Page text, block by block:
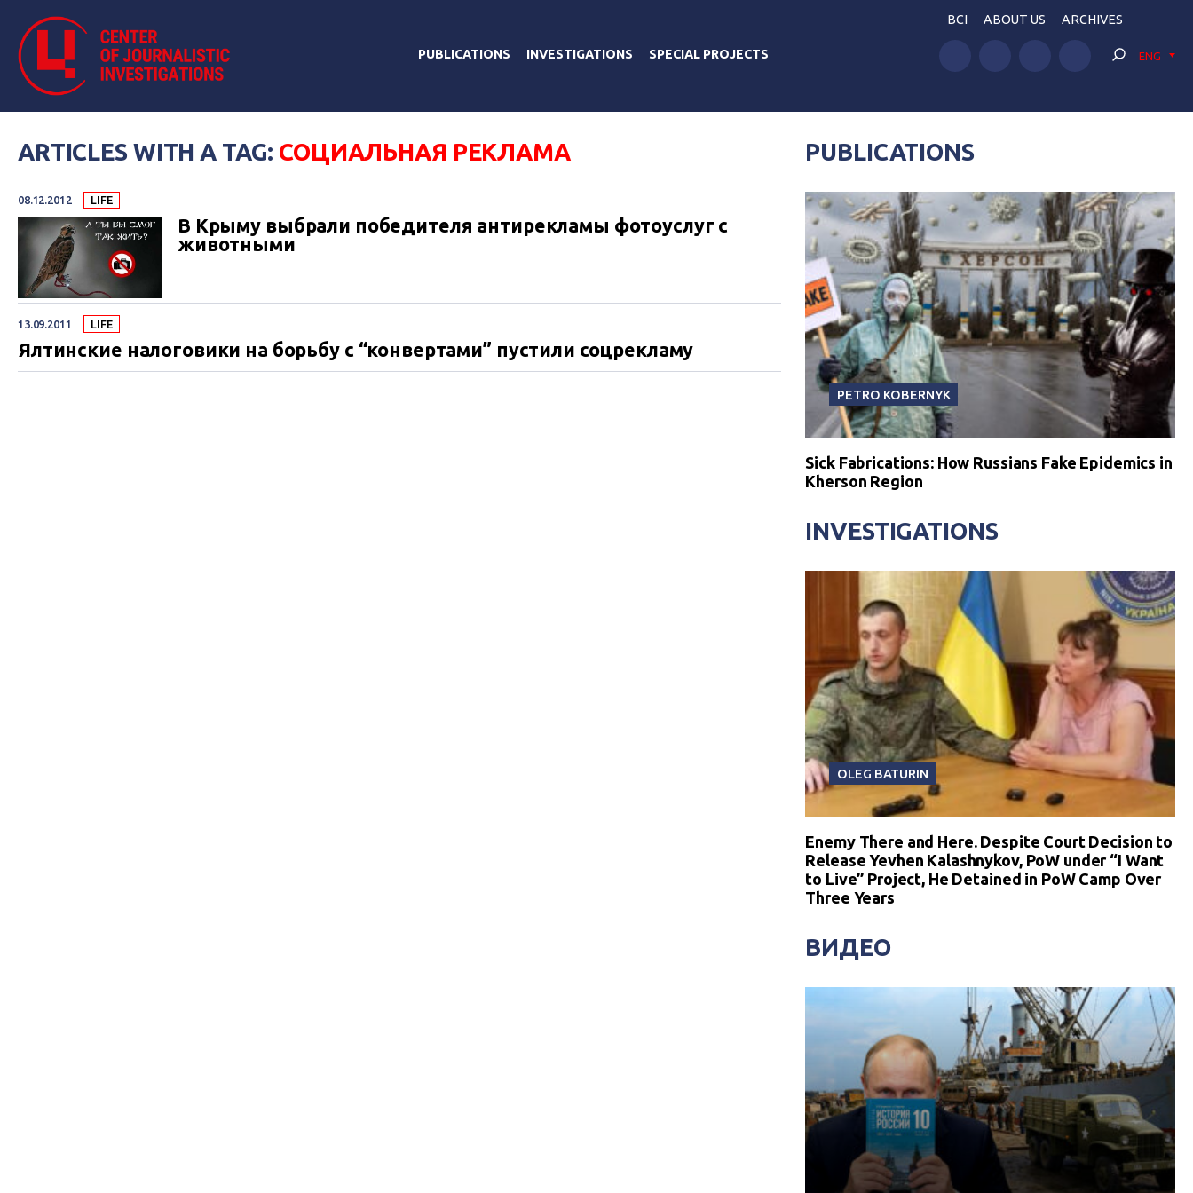
PUBLICATIONS INVESTIGATIONS SPECIAL PROJECTS
BCI ABOUT US ARCHIVES
ENG
ARTICLES WITH A TAG: СОЦИАЛЬНАЯ РЕКЛАМА
08.12.2012 LIFE
В Крыму выбрали победителя антирекламы фотоуслуг с
животными
13.09.2011 LIFE
Ялтинские налоговики на борьбу с “конвертами” пустили соцрекламу
PUBLICATIONS
PETRO KOBERNYK
Sick Fabrications: How Russians Fake Epidemics in
Kherson Region
INVESTIGATIONS
OLEG BATURIN
Enemy There and Here. Despite Court Decision to
Release Yevhen Kalashnykov, PoW under “I Want
to Live” Project, He Detained in PoW Camp Over
Three Years
ВИДЕО